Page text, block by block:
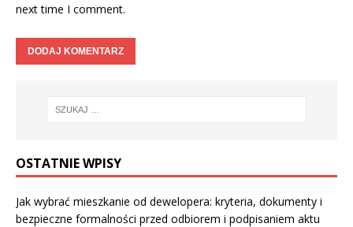
next time I comment.
OSTATNIE WPISY
Jak wybrać mieszkanie od dewelopera: kryteria, dokumenty i
bezpieczne formalności przed odbiorem i podpisaniem aktu